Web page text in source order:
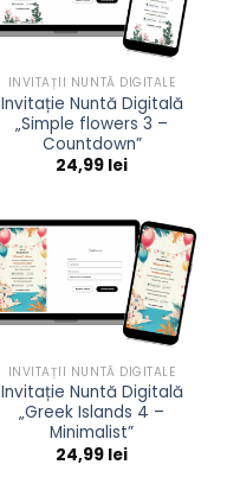
INVITAȚII NUNTĂ DIGITALE
Invitație Nuntă Digitală
„Simple flowers 3 –
Countdown”
24,99 lei
INVITAȚII NUNTĂ DIGITALE
Invitație Nuntă Digitală
„Greek Islands 4 –
Minimalist”
24,99 lei